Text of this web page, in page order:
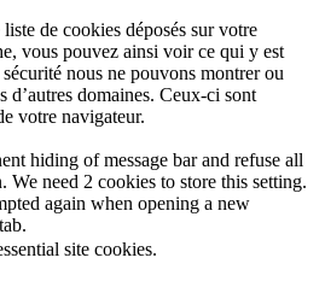
de cookies déposés sur votre
vous pouvez ainsi voir ce qui y est
nous ne pouvons montrer ou
d’autres domaines. Ceux-ci sont
votre navigateur.
hiding of message bar and refuse all
need 2 cookies to store this setting.
again when opening a new
site cookies.